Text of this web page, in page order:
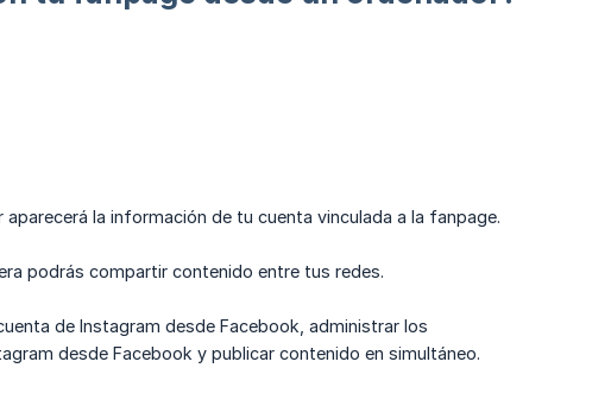
la información de tu cuenta vinculada a la fanpage.
podrás compartir contenido entre tus redes.
de Instagram desde Facebook, administrar los
desde Facebook y publicar contenido en simultáneo.